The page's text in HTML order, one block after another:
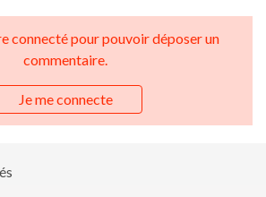
connecté pour pouvoir déposer un
commentaire.
Je me connecte